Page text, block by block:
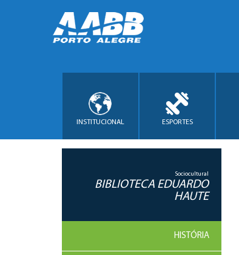
INSTITUCIONAL ESPORTES
Sociocultural
BIBLIOTECA EDUARDO
HAUTE
HISTÓRIA